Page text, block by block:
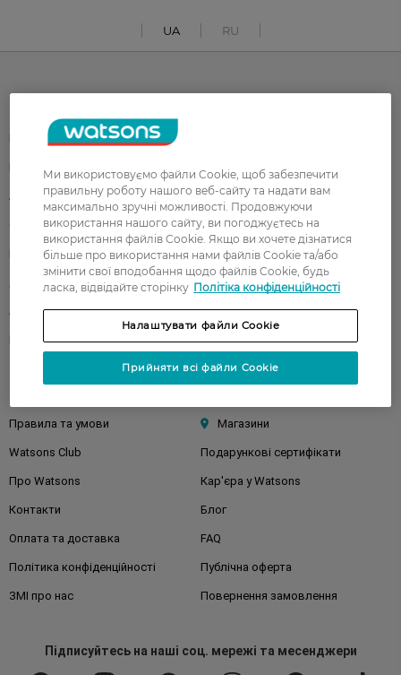
UA RU
Корейска косметика
Парфуми Здоров'я
Акції Макіяж
Обличчя Тіло
Подарунки Діти
Волосся
Аксесуари Дерматокосметика
Бренди
Правила та умови Магазини
Watsons Club Подарункові сертифікати
Про Watsons Кар'єра у Watsons
Контакти Блог
Оплата та доставка FAQ
Політика конфіденційності Публічна оферта
ЗМІ про нас Повернення замовлення
Підписуйтесьна наші соц. мережі та месенджери
Ми використовуємо файли Cookie, щоб забезпечити
правильну роботу нашого веб-сайту та надати вам
максимально зручні можливості. Продовжуючи
використання нашого сайту, ви погоджуєтесь на
використання файлів Cookie. Якщо ви хочете дізнатися
більше про використання нами файлів Cookie та/або
змінити свої вподобання щодо файлів Cookie, будь
ласка, відвідайте сторінку Політіка конфіденційності
Налаштувати файли Cookie
Прийняти всі файли Cookie